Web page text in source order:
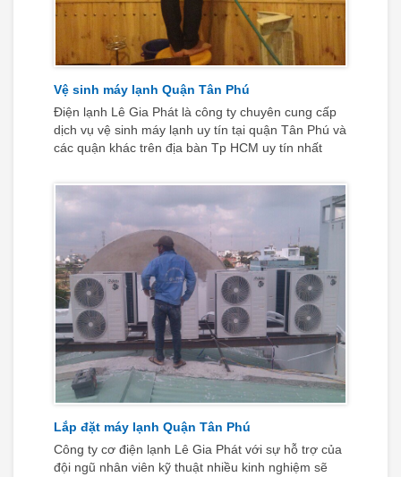
Vệ sinh máy lạnh Quận Tân Phú
Điện lạnh Lê Gia Phát là công ty chuyên cung cấp
dịch vụ vệ sinh máy lạnh uy tín tại quận Tân Phú và
các quận khác trên địa bàn Tp HCM uy tín nhất
Lắp đặt máy lạnh Quận Tân Phú
Công ty cơ điện lạnh Lê Gia Phát với sự hỗ trợ của
đội ngũ nhân viên kỹ thuật nhiều kinh nghiệm sẽ